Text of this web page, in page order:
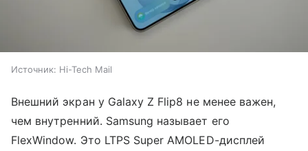
Источник: Hi-Tech Mail
Внешний экран у Galaxy Z Flip8 не менее важен,
чем внутренний. Samsung называет его
FlexWindow. Это LTPS Super AMOLED-дисплей